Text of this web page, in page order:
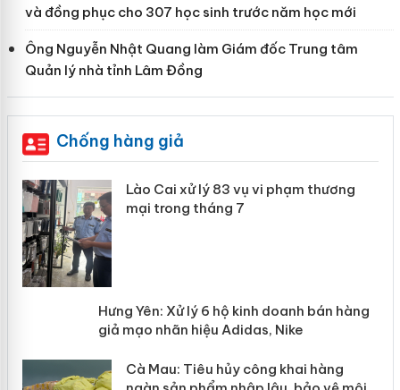
và đồng phục cho 307 học sinh trước năm học mới
Ông Nguyễn Nhật Quang làm Giám đốc Trung tâm
Quản lý nhà tỉnh Lâm Đồng
Chống hàng giả
Lào Cai xử lý 83 vụ vi phạm thương
mại trong tháng 7
Hưng Yên: Xử lý 6 hộ kinh doanh bán
hàng giả mạo nhãn hiệu Adidas, Nike